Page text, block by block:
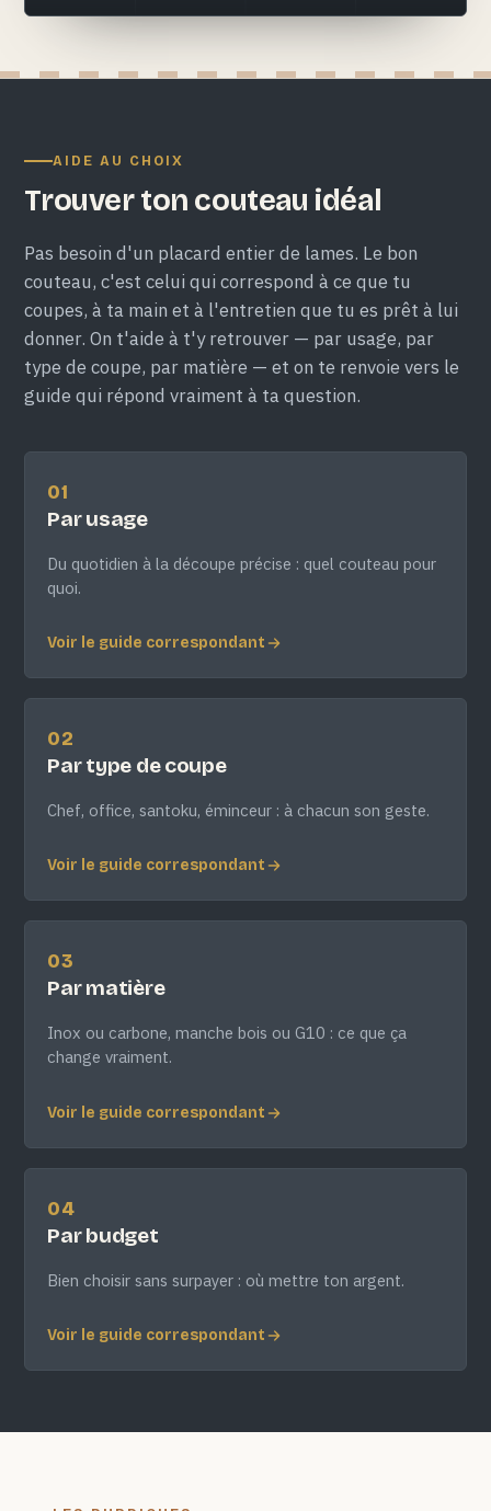
AIDE AU CHOIX
Trouver ton couteau idéal
Pas besoin d'un placard entier de lames. Le bon
couteau, c'est celui qui correspond à ce que tu
coupes, à ta main et à l'entretien que tu es prêt à lui
donner. On t'aide à t'y retrouver — par usage, par
type de coupe, par matière — et on te renvoie vers le
guide qui répond vraiment à ta question.
01
Par usage
Du quotidien à la découpe précise : quel couteau pour
quoi.
Voir le guide correspondant
02
Par type de coupe
Chef, office, santoku, éminceur : à chacun son geste.
Voir le guide correspondant
03
Par matière
Inox ou carbone, manche bois ou G10 : ce que ça
change vraiment.
Voir le guide correspondant
04
Par budget
Bien choisir sans surpayer : où mettre ton argent.
Voir le guide correspondant